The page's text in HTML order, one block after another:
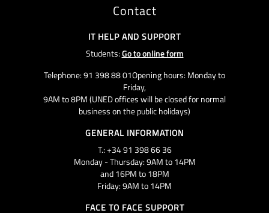
Contact
IT HELP AND SUPPORT
Students:Go to online form
Telephone: 91 398 88 01Opening hours: Monday to
Friday,
9AM to 8PM (UNED offices will be closed for normal
business on the public holidays)
GENERAL INFORMATION
T.: +34 91 398 66 36
Monday - Thursday: 9AM to 14PM
and 16PM to 18PM
Friday: 9AM to 14PM
FACE TO FACE SUPPORT